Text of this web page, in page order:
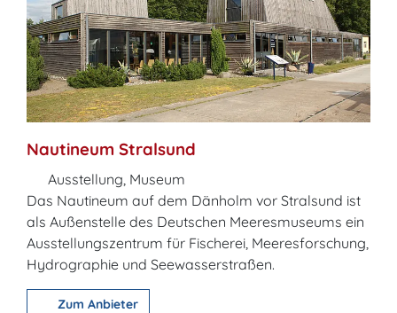
Nautineum Stralsund
Ausstellung, Museum
Das Nautineum auf dem Dänholm vor Stralsund ist
als Außenstelle des Deutschen Meeresmuseums ein
Ausstellungszentrum für Fischerei, Meeresforschung,
Hydrographie und Seewasserstraßen.
Zum Anbieter